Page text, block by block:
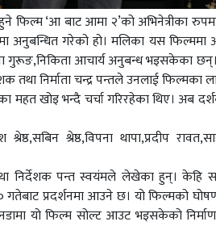
हुने फिल्म ‘आ बाट आमा २’को अभिनेत्रीका
अनुबन्धित गरेको हो। मलिका यस
गुरूङ,निकिता आचार्य अनुबन्ध भइसकेका
निर्माता चन्द्र पन्तले उनलाई फिल्मका
महत खोइ भन्दै चर्चा गरिरहेका थिए। अब
श्रेष्ठ,विपना थापा,प्रदीप
पन्त स्वयंमले लेखेका हुन्। केहि
प्रदर्शनमा आउने छ। यो फिल्मको
यो फिल्म सोल्ट आउट भइसकेको निर्माण